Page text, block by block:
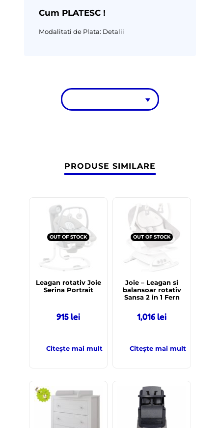
Cum PLATESC !
Modalitati de Plata: Detalii
PRODUSE SIMILARE
OUT OF STOCK
Leagan rotativ Joie
Serina Portrait
915lei
Citește mai mult
OUT OF STOCK
Joie – Leagan si
balansoar rotativ
Sansa 2 in 1 Fern
1,016lei
Citește mai mult